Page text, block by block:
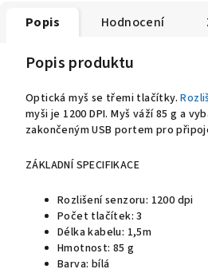
Popis Hodnocení
Popis produktu
Optická myš se třemi tlačítky.
myši je 1200 DPI. Myš váží 85 g a
zakončeným USB portem pro
ZÁKLADNÍ SPECIFIKACE
Rozlišení senzoru: 1200 dpi
Počet tlačítek: 3
Délka kabelu: 1,5m
Hmotnost: 85 g
Barva: bílá